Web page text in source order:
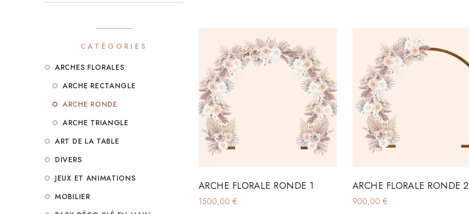
ARCHE FLORALE RONDE 1
1500,00 €
ARCHE FLORALE RONDE 2
900,00 €
CATÉGORIES
ARCHES FLORALES
ARCHE RECTANGLE
ARCHE RONDE
ARCHE TRIANGLE
ART DE LA TABLE
DIVERS
JEUX ET ANIMATIONS
MOBILIER